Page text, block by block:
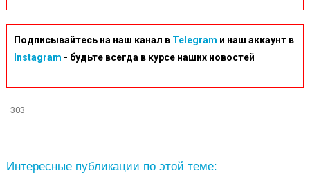
Подписывайтесь на наш канал в Telegram и наш аккаунт в
Instagram - будьте всегда в курсе наших новостей
303
Интересные публикации по этой теме: